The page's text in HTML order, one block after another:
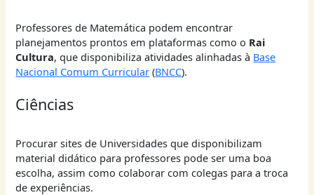
Professores de Matemática podem encontrar
planejamentos prontos em plataformas como o Rai
Cultura, que disponibiliza atividades alinhadas à Base
Nacional Comum Curricular (BNCC).
Ciências
Procurar sites de Universidades que disponibilizam
material didático para professores pode ser uma boa
escolha, assim como colaborar com colegas para a troca
de experiências.